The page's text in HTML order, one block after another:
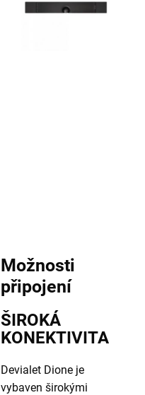
Možnosti
připojení
ŠIROKÁ
KONEKTIVITA
Devialet Dione je
vybaven širokými